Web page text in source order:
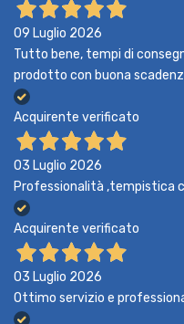
09 Luglio 2026
Tutto bene, tempi di
prodotto con buona
Acquirente verificato
03 Luglio 2026
Professionalità ,tempistica
Acquirente verificato
03 Luglio 2026
Ottimo servizio e